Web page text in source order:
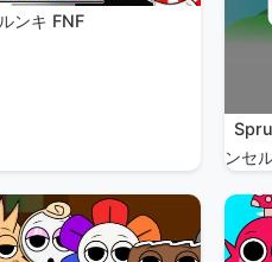
ンキ FNF
ンセ